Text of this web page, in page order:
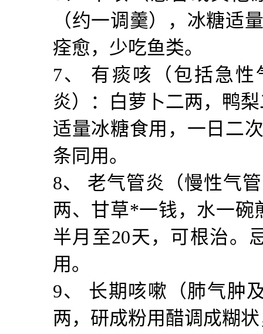
（约一调羹），冰糖适
痊愈，少吃鱼类。
7、 有痰咳（包括急
炎）：白萝卜二两，鸭
适量冰糖食用，一日二
条同用。
8、 老气管炎（慢性气
两、甘草*一钱，水一碗
半月至20天，可根治。
用。
9、 长期咳嗽（肺气肿
两，研成粉用醋调成糊